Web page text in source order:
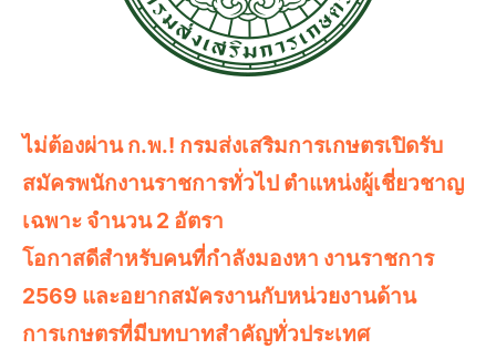
ไม่ต้องผ่าน ก.พ.! กรมส่งเสริมการเกษตรเปิดรับ
สมัครพนักงานราชการทั่วไป ตำแหน่งผู้เชี่ยวชาญ
เฉพาะ จำนวน 2 อัตรา
โอกาสดีสำหรับคนที่กำลังมองหา งานราชการ
2569 และอยากสมัครงานกับหน่วยงานด้าน
การเกษตรที่มีบทบาทสำคัญทั่วประเทศ